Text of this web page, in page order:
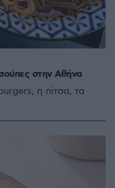
στην Αθήνα
η πίτσα, τα